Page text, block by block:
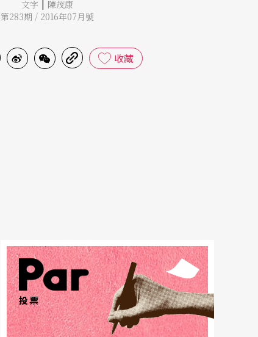
文字 | 陳茂康
第283期 / 2016年07月號
收藏
投票